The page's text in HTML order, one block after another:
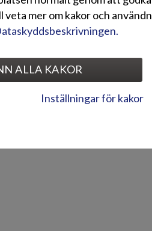
veta mer om kakor och
ALLA KAKOR
Inställningar för kakor